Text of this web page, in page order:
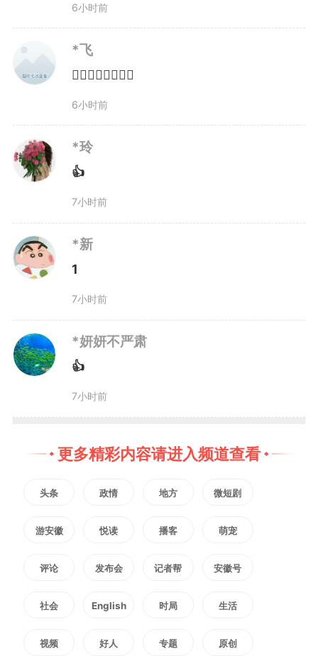
庭的教育指导工作。2021年至
2025年，全省检察机关共开展一
般预防65146场次，其中法治进校
园30490场次。
发布会上，安徽省人民检察院
还集中展示了以“皖美未检”为引领
的全省未成年人检察品牌矩阵。目
前已构建省院为主导、16个市级检
察院为主体、102个县区检察院为
支撑、“一院一品一特色”的“皖美未
围绕未检职能，注重融汇徽风皖
韵、突出地域特色，既富有温暖寓
意，又兼具地方韵味。
（记者 苏艺 张真）
编辑：
6小时前
*飞
👍🏻👍🏻👍🏻👍🏻
6小时前
*玲
👍
7小时前
*新
1
7小时前
*妍妍不严肃
👍
7小时前
更多精彩内容请进入频道查看
头条 政情 地方 微短剧
游安徽 悦读 播客 萌宠
评论 发布会 记者帮 安徽号
社会 English 时局 生活
视频 好人 专题 原创